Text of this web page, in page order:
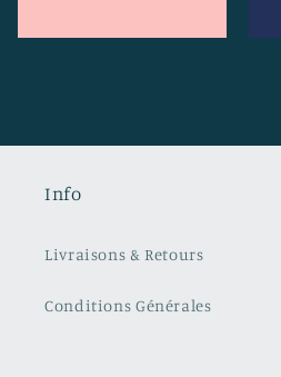
Info
Livraisons & Retours
Conditions Générales